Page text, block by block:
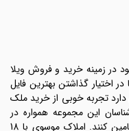
در زمینه خرید و فروش ویلا
اختیار گذاشتن بهترین فایل
تجربه خوبی از خرید ملک
این مجموعه همواره در
تلاش هستند رضایت طرفین معامله ها را تامین کنند. املاک موسوی با 18